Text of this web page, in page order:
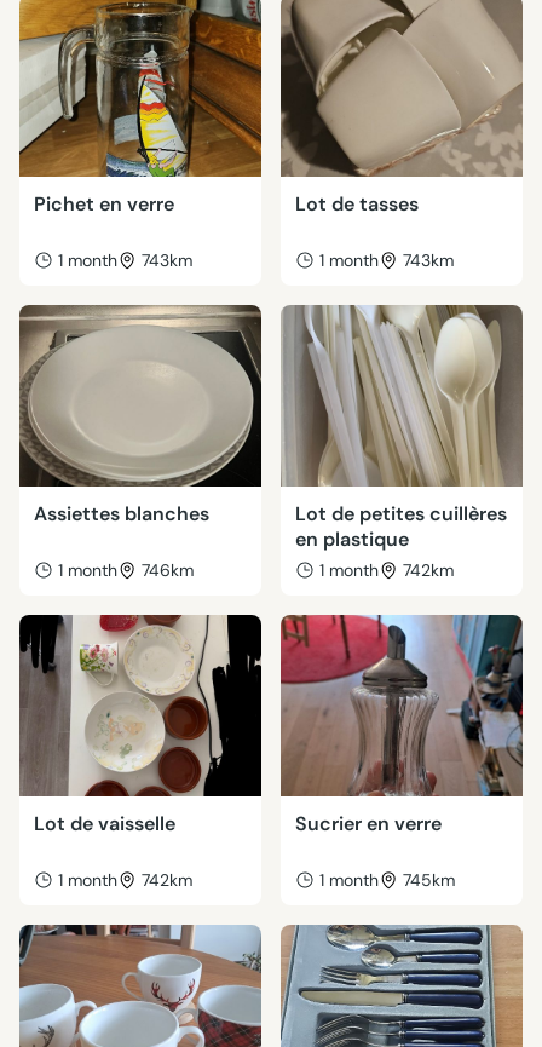
Pichet en verre
1 month 743km
Lot de tasses
1 month 743km
Assiettes blanches
1 month 746km
Lot de petites cuillères
en plastique
1 month 742km
Lot de vaisselle
1 month 742km
Sucrier en verre
1 month 745km